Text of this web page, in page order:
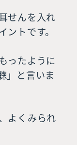
せんを入れ
トです。
ったように
」と言いま
よくみられ